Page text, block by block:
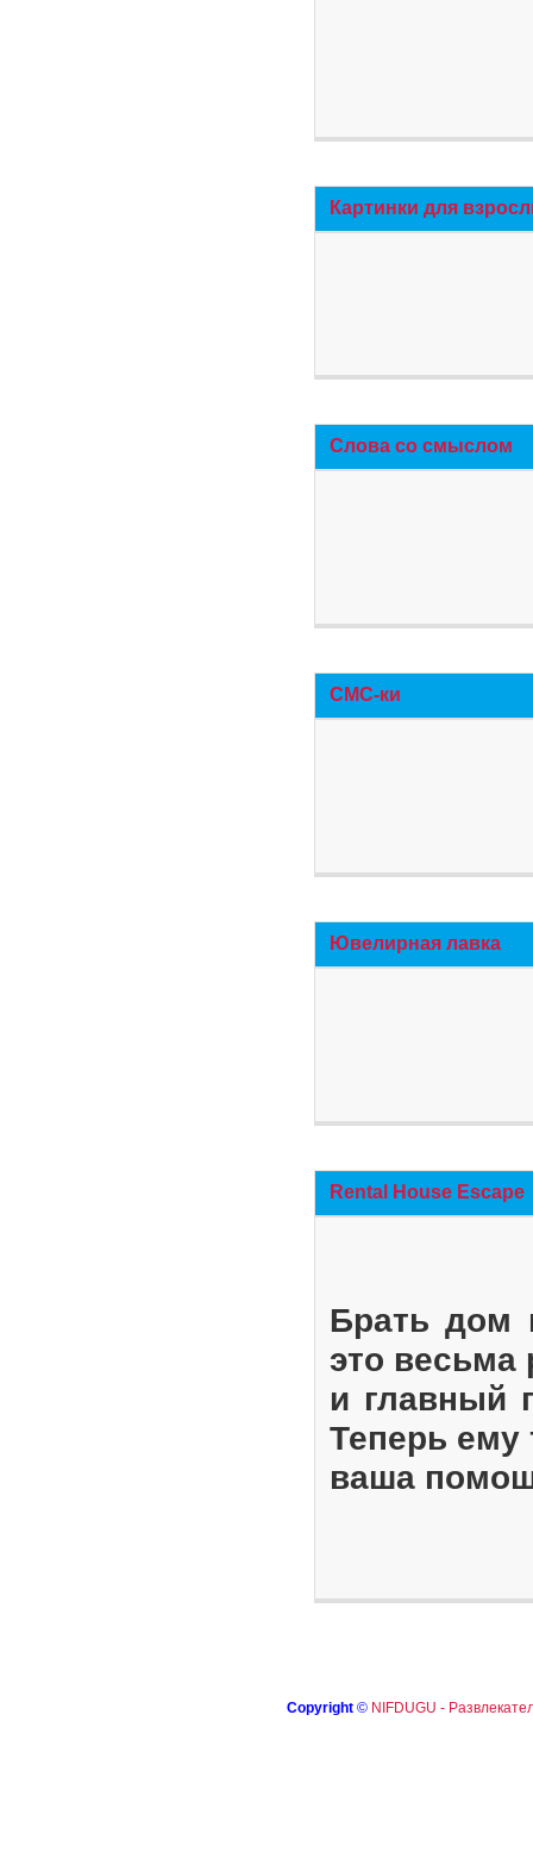
Картинки для
Слова со смыслом
СМС-ки
Ювелирная лавка
Rental House Escape
Брать дом
это весьма
и главный
Теперь ему
ваша
Copyright © NIFDUGU -